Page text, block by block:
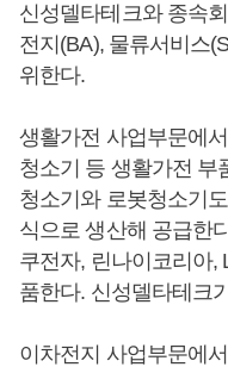
신성델타테크와 종속
전지(BA), 물류서비스
위한다.
생활가전 사업부문에
청소기 등 생활가전 부
청소기와 로봇청소기
식으로 생산해 공급한
쿠전자, 린나이코리아,
품한다. 신성델타테크
이차전지 사업부문에